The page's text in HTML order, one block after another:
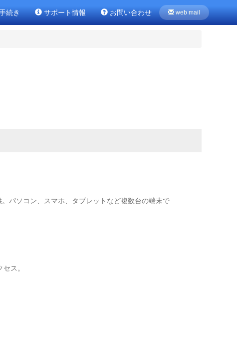
続き サポート情報 お問い合わせ web mail
パソコン、スマホ、タブレットなど複数台の端末で
ス。